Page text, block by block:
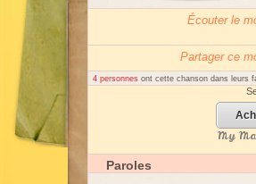
Écouter le
Partager ce
4 personnes ont cette chanson dans leurs
My
Paroles